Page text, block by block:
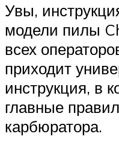
Увы,
модели пилы
всех
приходит
инструкция, в
главные
карбюратора.